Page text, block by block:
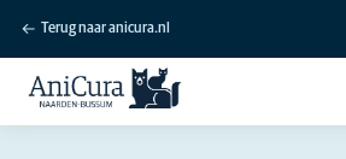
Terug naar anicura.nl